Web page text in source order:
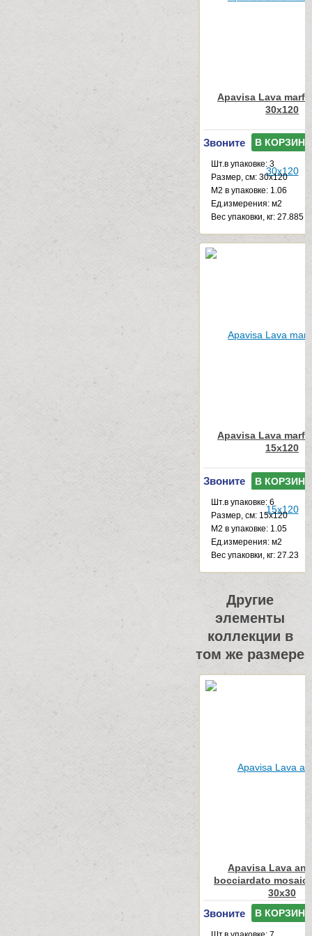
Apavisa Lava
30x120
Звоните В КОРЗИНУ
Шт.в упаковке: 3
Размер, см: 30x120
М2 в упаковке: 1.06
Ед.измерения: м2
Веc упаковки, кг: 27.885
Apavisa Lava
15x120
Звоните В КОРЗИНУ
Шт.в упаковке: 6
Размер, см: 15x120
М2 в упаковке: 1.05
Ед.измерения: м2
Веc упаковки, кг: 27.23
Другие
элементы
коллекции в
том же размере
Apavisa Lava
bocciardato
30x30
Звоните В КОРЗИНУ